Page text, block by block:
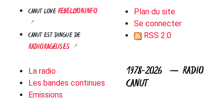
CANUT LOVEREBELLYON.INFO
CANUT EST DINGUE DE
RADIORAGEUSES
Plan du site
Se connecter
RSS 2.0
La radio
Les bandes continues
Emissions
1978-2026 — RADIO
CANUT